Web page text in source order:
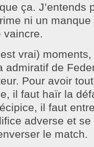
ça. J’entends
ni un
vaincre.
vrai) moments,
admiratif de
Pour avoir
il faut haïr la
il faut
adverse et
le match.